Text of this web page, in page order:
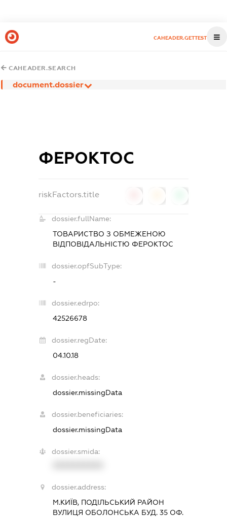
CAHEADER.GETTEST
CAHEADER.SEARCH
document.dossier
ФЕРОКТОС
riskFactors.title
dossier.fullName:
ТОВАРИСТВО З ОБМЕЖЕНОЮ
ВІДПОВІДАЛЬНІСТЮ ФЕРОКТОС
dossier.opfSubType:
-
dossier.edrpo:
42526678
dossier.regDate:
04.10.18
dossier.heads:
dossier.missingData
dossier.beneficiaries:
dossier.missingData
dossier.smida:
dossier.address:
М.КИЇВ, ПОДІЛЬСЬКИЙ РАЙОН
ВУЛИЦЯ ОБОЛОНСЬКА БУД. 35 ОФ.